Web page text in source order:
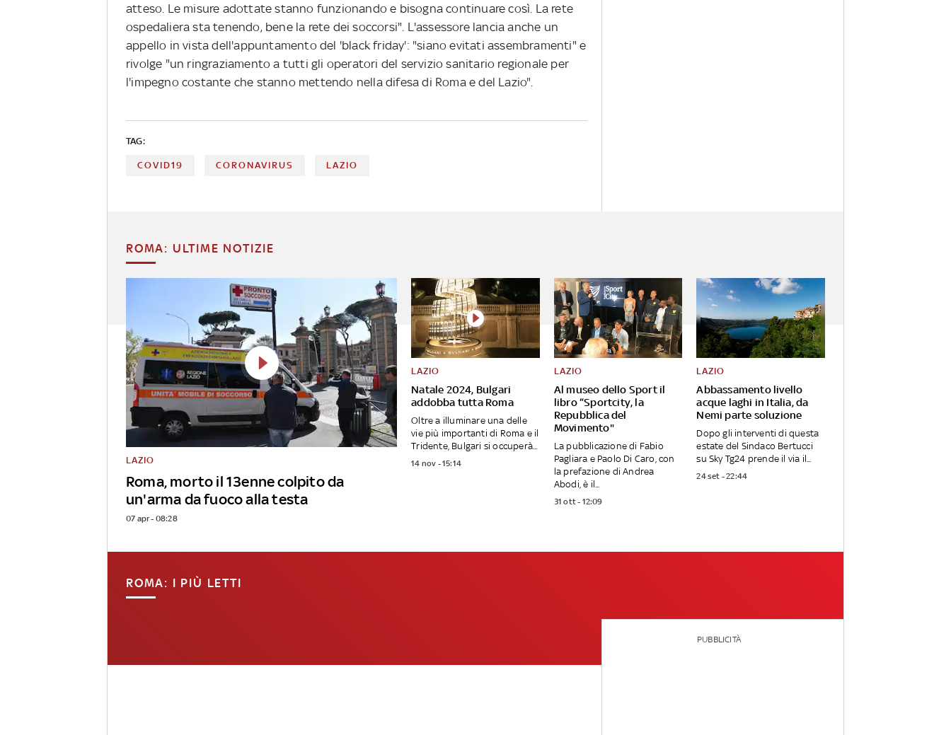
atteso. Le misure adottate stanno funzionando e bisogna continuare così. La rete
ospedaliera sta tenendo, bene la rete dei soccorsi". L'assessore lancia anche un
appello in vista dell'appuntamento del 'black friday': "siano evitati assembramenti" e
rivolge "un ringraziamento a tutti gli operatori del servizio sanitario regionale per
l'impegno costante che stanno mettendo nella difesa di Roma e del Lazio".
TAG:
COVID19 CORONAVIRUS LAZIO
ROMA: ULTIME NOTIZIE
Roma, morto il 13enne colpito da
un'arma da fuoco alla testa
LAZIO
07 apr - 08:28
Natale 2024, Bulgari
addobba tutta Roma
LAZIO
Oltre a illuminare una delle
vie più importanti di Roma e il
Tridente, Bulgari si occuperà...
14 nov - 15:14
Al museo dello Sport il
libro “Sportcity, la
Repubblica del
Movimento"
LAZIO
La pubblicazione di Fabio
Pagliara e Paolo Di Caro, con
la prefazione di Andrea
Abodi, è il...
31 ott - 12:09
Abbassamento livello
acque laghi in Italia, da
Nemi parte soluzione
LAZIO
Dopo gli interventi di questa
estate del Sindaco Bertucci
su Sky Tg24 prende il via il...
24 set - 22:44
ROMA: I PIÙ LETTI
PUBBLICITÀ